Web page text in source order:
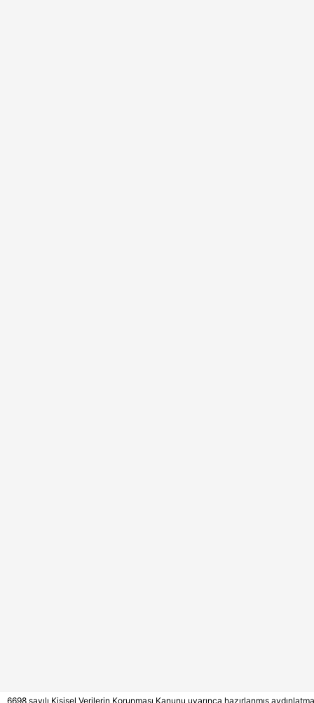
6698 sayılı Kişisel Verilerin Korunması Kanunu uyarınca hazırlanmış